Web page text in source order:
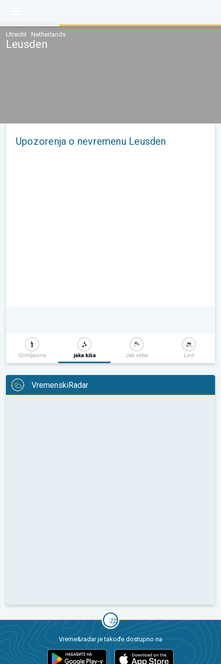
Utrecht · Netherlands
Leusden
Upozorenja o nevremenu Leusden
Grmljavine jaka kiša Jak vetar Led
VremenskiRadar
Vreme&radar je takođe dostupno na